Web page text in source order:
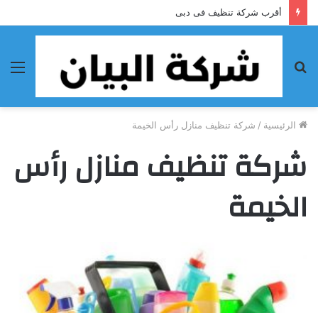
أقرب شركة تنظيف فى دبى
الرئيسية / شركة تنظيف منازل رأس الخيمة
شركة تنظيف منازل رأس
الخيمة